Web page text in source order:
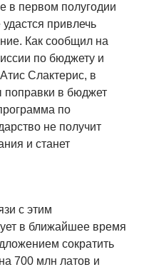
в первом полугодии
привлечь
Как сообщил на
по бюджету и
Слактерис, в
поправки в бюджет
по
не получит
и станет
с этим
в ближайшее время
сократить
700 млн латов и